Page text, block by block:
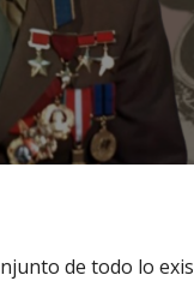
de todo lo